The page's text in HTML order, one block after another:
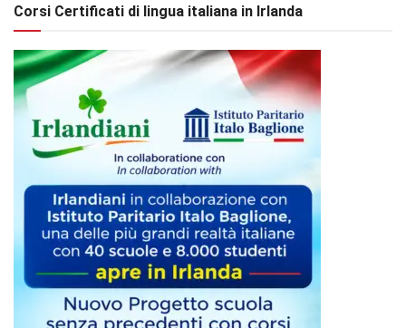
Corsi Certificati di lingua italiana in Irlanda